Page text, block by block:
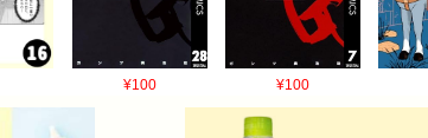
¥100 ¥100